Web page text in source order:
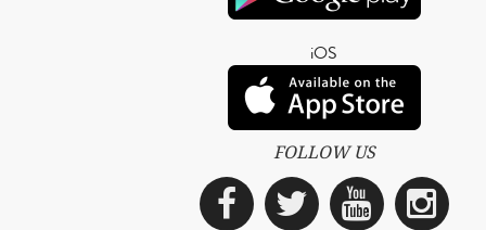
iOS
FOLLOW US
Facebook
Twitter